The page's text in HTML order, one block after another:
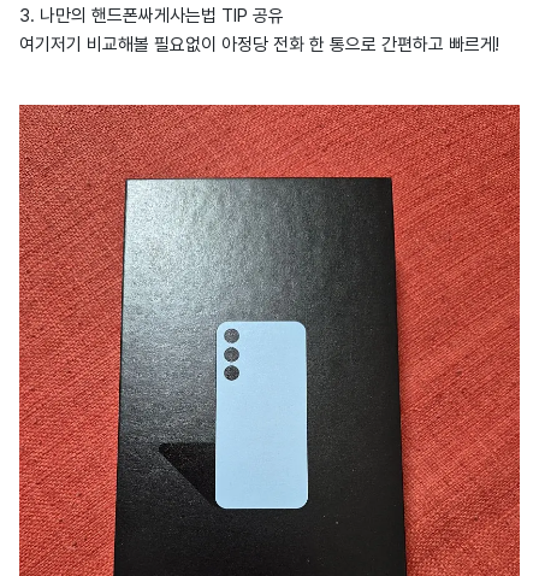
3. 나만의 핸드폰싸게사는법 TIP 공유
여기저기 비교해볼 필요없이 아정당 전화 한 통으로 간편하고 빠르게!